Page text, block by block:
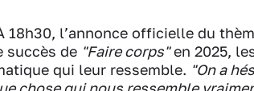
18h30, l’annonce officielle du
succès de "Faire corps"en 2025,
qui leur ressemble. "On a